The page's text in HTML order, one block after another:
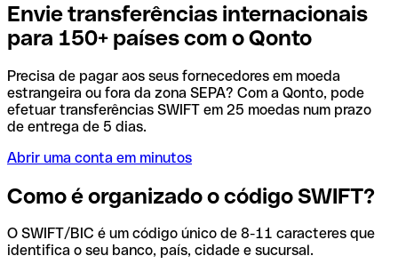
Envie transferências internacionais
para 150+ países com o Qonto
Precisa de pagar aos seus fornecedores em moeda
estrangeira ou fora da zona SEPA? Com a Qonto, pode
efetuar transferências SWIFT em 25 moedas num prazo
de entrega de 5 dias.
Abrir uma conta em minutos
Como é organizado o código SWIFT?
O SWIFT/BIC é um código único de 8-11 caracteres que
identifica o seu banco, país, cidade e sucursal.